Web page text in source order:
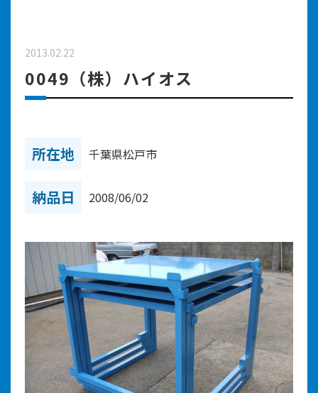
2013.02.22
0049（株）ハイオス
所在地 千葉県松戸市
納品日 2008/06/02